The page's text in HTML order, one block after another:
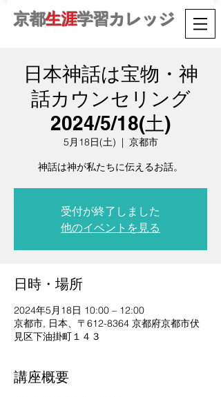
京都生涯学習カレッジ
日本神話は宝物・神
話カウンセリング
2024/5/18(土)
5月18日(土)
  |
京都市
受付が終了しました
他のイベントを見る
日時・場所
2024年5月18日 10:00 – 12:00
京都市, 日本、〒612-8364 京都府京都市伏
見区下油掛町１４３
講座概要